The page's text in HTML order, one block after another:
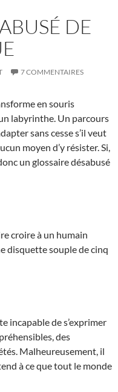
DE
7 COMMENTAIRES
en souris
labyrinthe. Un parcours
sans cesse s’il veut
moyen d’y résister. Si,
un glossaire désabusé
croire à un humain
disquette souple de cinq
incapable de s’exprimer
des
Malheureusement, il
à ce que tout le monde